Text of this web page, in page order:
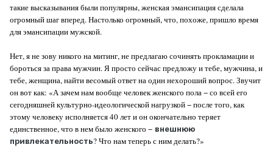
такие высказывания были популярны, женская эмансипация сделала
огромный шаг вперед. Настолько огромный, что, похоже, пришло время
для эмансипации мужской.
Нет, я не зову никого на митинг, не предлагаю сочинять прокламации и
бороться за права мужчин. Я просто сейчас предложу и тебе, мужчина, и
тебе, женщина, найти весомый ответ на один нехороший вопрос. Звучит
он вот как: «А зачем нам вообще человек женского пола − со всей его
сегодняшней культурно-идеологической нагрузкой − после того, как
этому человеку исполняется 40 лет и он окончательно теряет
единственное, что в нем было женского − внешнюю
привлекательность? Что нам теперь с ним делать?»